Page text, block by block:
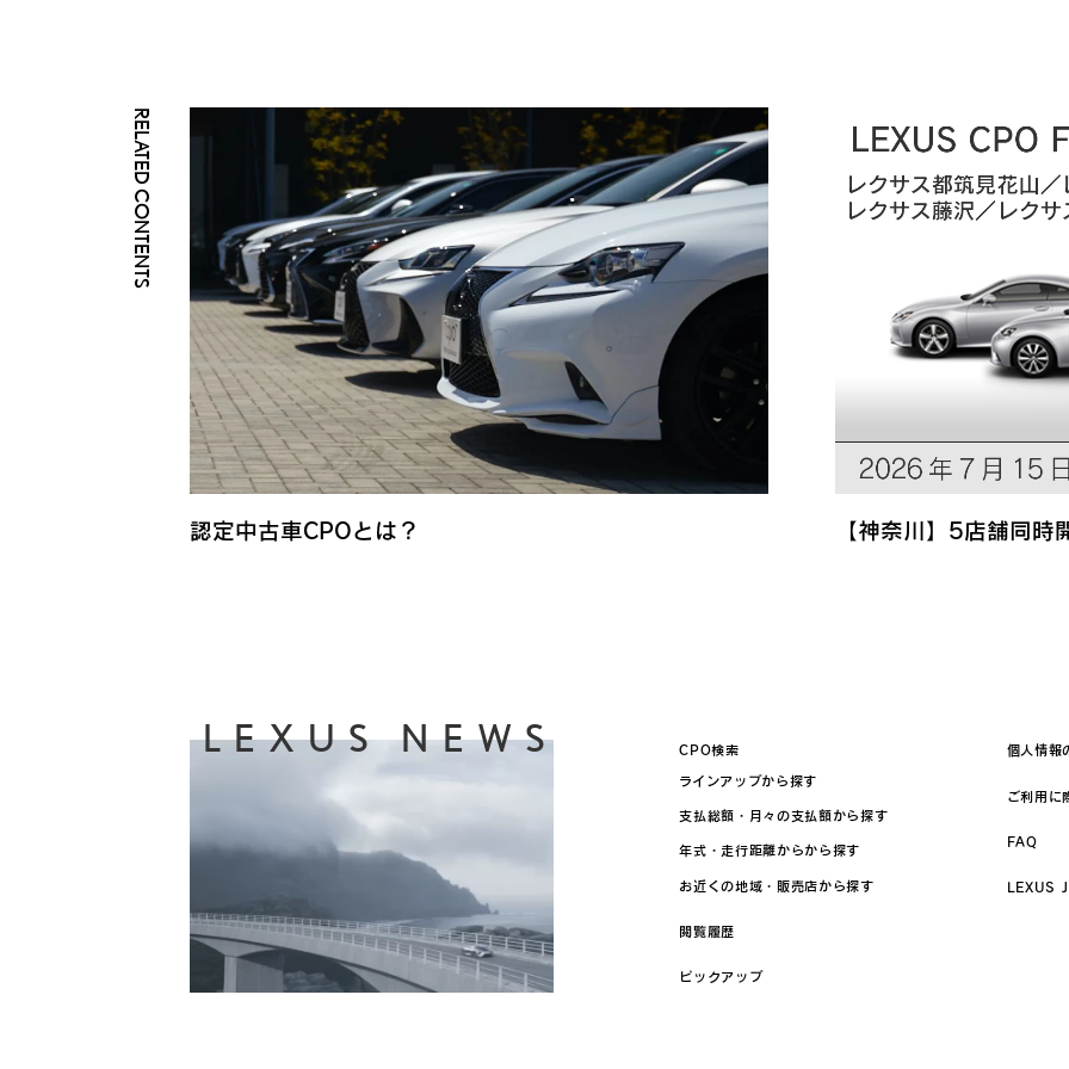
RELATED CONTENTS
認定中古車CPOとは？ 【神奈川】5店舗同時
LEXUS NEWS
CPO検索
ラインアップから探す
支払総額・月々の支払額から探す
年式・走行距離からから探す
お近くの地域・販売店から探す
閲覧履歴
ピックアップ
個人情報
ご利用に
FAQ
LEXUS